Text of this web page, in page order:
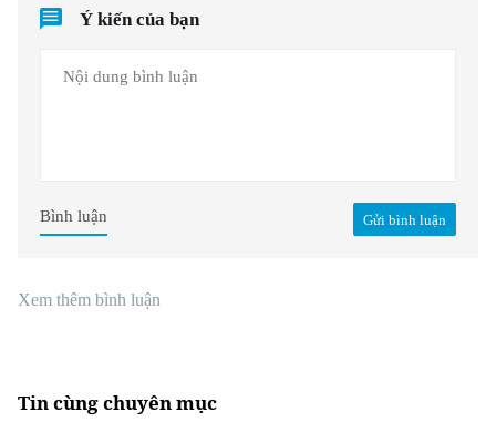
Ý kiến của bạn
Gửi bình luận
Bình luận
Xem thêm bình luận
Tin cùng chuyên mục